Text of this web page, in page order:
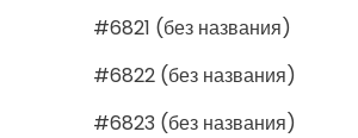
#6821 (без названия)
#6822 (без названия)
#6823 (без названия)